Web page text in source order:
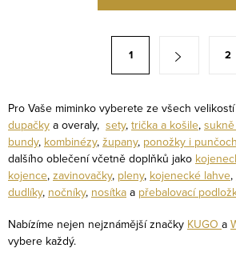
c
í
p
r
v
y
v
á
n
k
o
v
á
n
1 2
Pro Vaše miminko vyberete ze všech
dupačky a overaly, sety, trička a košile,
bundy, kombinézy, župany, ponožky i
dalšího oblečení včetně doplňků jako
kojence, zavinovačky, pleny, kojenecké lahve,
dudlíky, nočníky, nosítka a přebalovací
Nabízíme nejen nejznámější značky KUGO a
vybere každý.